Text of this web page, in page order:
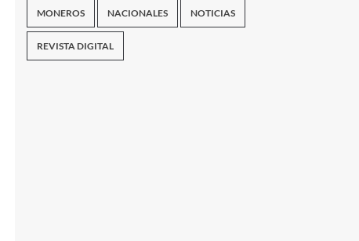
MONEROS NACIONALES NOTICIAS
REVISTA DIGITAL